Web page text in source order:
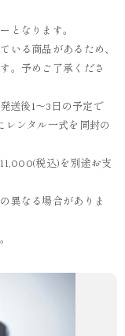
となります。
いる商品があるため、
。予めご了承くださ
送後1～3日の予定で
レンタル一式を同封の
税込)を別途お支
異なる場合がありま